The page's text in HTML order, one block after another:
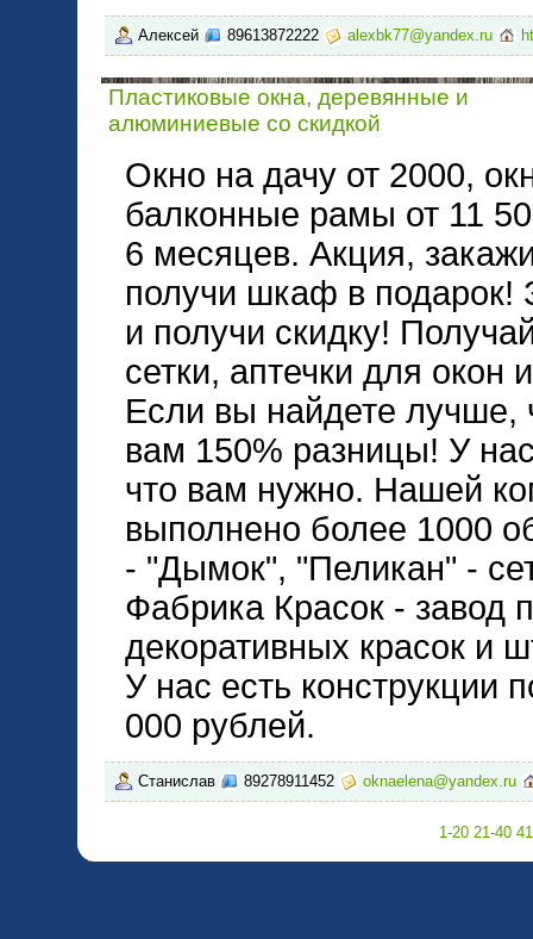
Алексей 89613872222 alexbk77@yandex.ru
Пластиковые окна, деревянные и
алюминиевые со скидкой
Окно на дачу от 2000,
балконные рамы от 11
6 месяцев. Акция,
получи шкаф в подарок!
и получи скидку!
сетки, аптечки для окон
Если вы найдете
вам 150% разницы! У
что вам нужно. Нашей
выполнено более 1000
- "Дымок", "Пеликан" -
Фабрика Красок - завод
декоративных красок и
У нас есть конструкции
000 рублей.
Станислав 89278911452 oknaelena@yandex.ru
1-20 21-40